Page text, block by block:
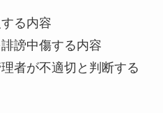
る内容
謗中傷する内容
者が不適切と判断する